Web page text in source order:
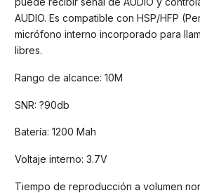
AUDIO. Es compatible con HSP/HFP
micrófono interno incorporado para
libres.
Rango de alcance: 10M
SNR: ?90db
Batería: 1200 Mah
Voltaje interno: 3.7V
Tiempo de reproducción a volumen